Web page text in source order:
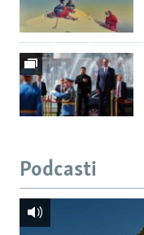
Podcasti